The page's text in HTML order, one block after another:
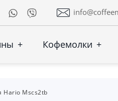
TelegramWhatsapp
Viber
+ Кофемолки +
Hario Mscs2tb